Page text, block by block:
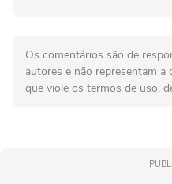
Os comentários são de
autores e não representam a
que viole os termos de uso,